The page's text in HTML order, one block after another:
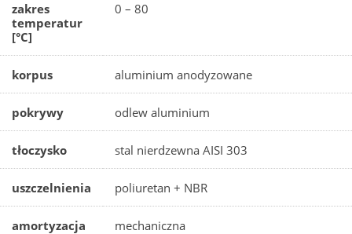
zakres
temperatur
[°C]
0 – 80
korpus aluminium anodyzowane
pokrywy odlew aluminium
tłoczysko stal nierdzewna AISI 303
uszczelnienia poliuretan + NBR
amortyzacja mechaniczna